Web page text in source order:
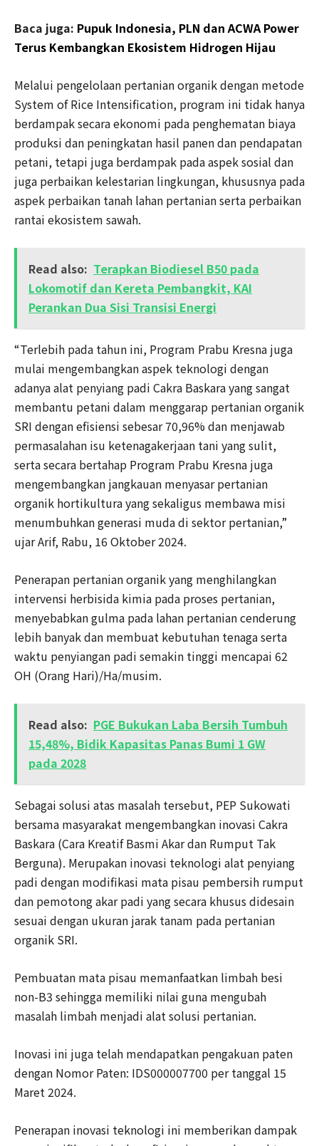
Baca juga: Pupuk Indonesia, PLN dan ACWA Power
Terus Kembangkan Ekosistem Hidrogen Hijau
Melalui pengelolaan pertanian organik dengan metode
System of Rice Intensification, program ini tidak hanya
berdampak secara ekonomi pada penghematan biaya
produksi dan peningkatan hasil panen dan pendapatan
petani, tetapi juga berdampak pada aspek sosial dan
juga perbaikan kelestarian lingkungan, khususnya pada
aspek perbaikan tanah lahan pertanian serta perbaikan
rantai ekosistem sawah.
Read also: Terapkan Biodiesel B50 pada
Lokomotif dan Kereta Pembangkit, KAI
Perankan Dua Sisi Transisi Energi
“Terlebih pada tahun ini, Program Prabu Kresna juga
mulai mengembangkan aspek teknologi dengan
adanya alat penyiang padi Cakra Baskara yang sangat
membantu petani dalam menggarap pertanian organik
SRI dengan efisiensi sebesar 70,96% dan menjawab
permasalahan isu ketenagakerjaan tani yang sulit,
serta secara bertahap Program Prabu Kresna juga
mengembangkan jangkauan menyasar pertanian
organik hortikultura yang sekaligus membawa misi
menumbuhkan generasi muda di sektor pertanian,”
ujar Arif, Rabu, 16 Oktober 2024.
Penerapan pertanian organik yang menghilangkan
intervensi herbisida kimia pada proses pertanian,
menyebabkan gulma pada lahan pertanian cenderung
lebih banyak dan membuat kebutuhan tenaga serta
waktu penyiangan padi semakin tinggi mencapai 62
OH (Orang Hari)/Ha/musim.
Read also: PGE Bukukan Laba Bersih Tumbuh
15,48%, Bidik Kapasitas Panas Bumi 1 GW
pada 2028
Sebagai solusi atas masalah tersebut, PEP Sukowati
bersama masyarakat mengembangkan inovasi Cakra
Baskara (Cara Kreatif Basmi Akar dan Rumput Tak
Berguna). Merupakan inovasi teknologi alat penyiang
padi dengan modifikasi mata pisau pembersih rumput
dan pemotong akar padi yang secara khusus didesain
sesuai dengan ukuran jarak tanam pada pertanian
organik SRI.
Pembuatan mata pisau memanfaatkan limbah besi
non-B3 sehingga memiliki nilai guna mengubah
masalah limbah menjadi alat solusi pertanian.
Inovasi ini juga telah mendapatkan pengakuan paten
dengan Nomor Paten: IDS000007700 per tanggal 15
Maret 2024.
Penerapan inovasi teknologi ini memberikan dampak